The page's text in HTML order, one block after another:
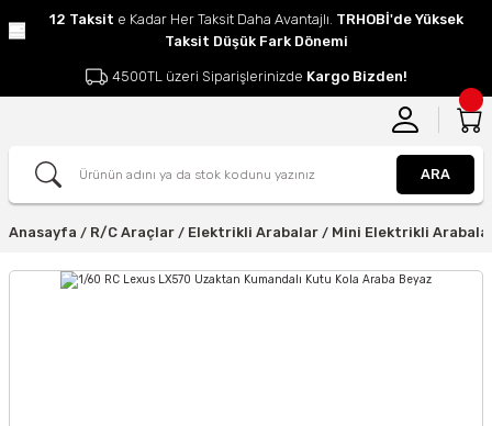
12 Taksit e Kadar Her Taksit Daha Avantajlı. TRHOBİ'de Yüksek
Taksit Düşük Fark Dönemi
4500TL üzeri Siparişlerinizde Kargo Bizden!
ARA
Anasayfa R/C Araçlar Elektrikli Arabalar Mini Elektrikli